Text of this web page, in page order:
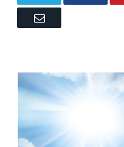
Email